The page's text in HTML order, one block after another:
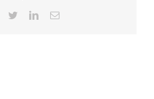
Facebook
TwitterLinkedInCorreo